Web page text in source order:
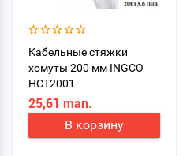
Кабельные стяжки
хомуты 200 мм INGCO
HCT2001
25,61 man.
В корзину